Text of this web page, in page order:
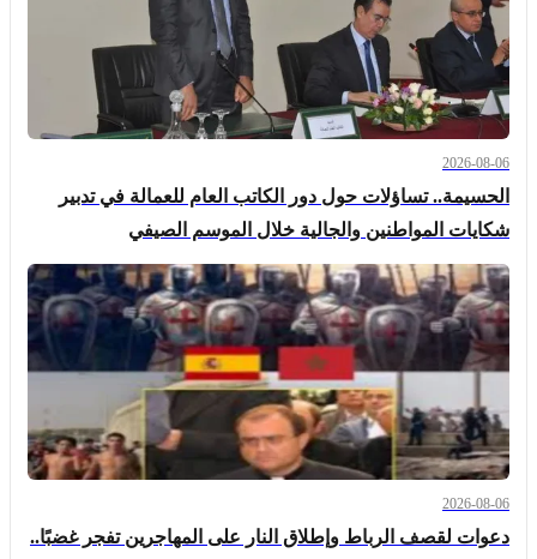
2026-08-06
الحسيمة.. تساؤلات حول دور الكاتب العام للعمالة في تدبير
شكايات المواطنين والجالية خلال الموسم الصيفي
2026-08-06
دعوات لقصف الرباط وإطلاق النار على المهاجرين تفجر غضبًا..